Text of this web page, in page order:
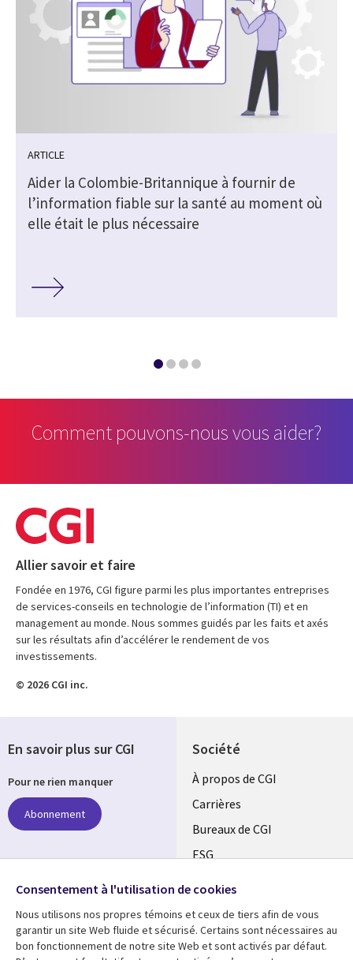
ARTICLE
Aider la Colombie-Britannique à fournir de
l’information fiable sur la santé au moment où
elle était le plus nécessaire
Comment pouvons-nous vous aider?
Allier savoir et faire
Fondée en 1976, CGI figure parmi les plus importantes entreprises
de services-conseils en technologie de l’information (TI) et en
management au monde. Nous sommes guidés par les faits et axés
sur les résultats afin d’accélérer le rendement de vos
investissements.
© 2026 CGI inc.
Société
Useful
links
CANADA
FR
À propos de CGI
Carrières
Bureaux de CGI
ESG
En savoir plus sur CGI
Pour ne rien manquer
Abonnement
Suivez-nous
Social
Media
CANADA
Consentement à l'utilisation de cookies
Nous utilisons nos propres témoins et ceux de tiers afin de vous
garantir un site Web fluide et sécurisé. Certains sont nécessaires au
bon fonctionnement de notre site Web et sont activés par défaut.